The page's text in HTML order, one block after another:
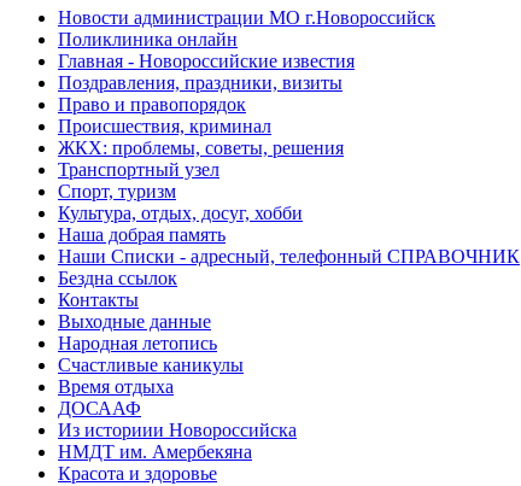
Новости администрации МО г.Новороссийск
Поликлиника онлайн
Главная - Новороссийские известия
Поздравления, праздники, визиты
Право и правопорядок
Происшествия, криминал
ЖКХ: проблемы, советы, решения
Транспортный узел
Спорт, туризм
Культура, отдых, досуг, хобби
Наша добрая память
Наши Списки - адресный, телефонный СПРАВОЧНИК
Бездна ссылок
Контакты
Выходные данные
Народная летопись
Счастливые каникулы
Время отдыха
ДОСААФ
Из историии Новороссийска
НМДТ им. Амербекяна
Красота и здоровье